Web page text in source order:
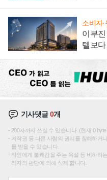
소비자·
이부진
텔보다
기사댓글0개
200자까지 쓰실 수 있습니다. (현재 0
저작권 등 다른 사람의 권리를 침해하거
를 받을 수 있습니다.
타인에게 불쾌감을 주는 욕설 등 비하하
리자의 판단에 의해 삭제 합니다.